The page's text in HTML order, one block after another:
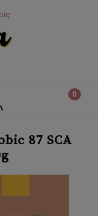
87 SCA